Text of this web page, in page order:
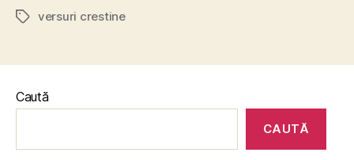
Eticheteversuri crestine
Caută
CAUTĂ